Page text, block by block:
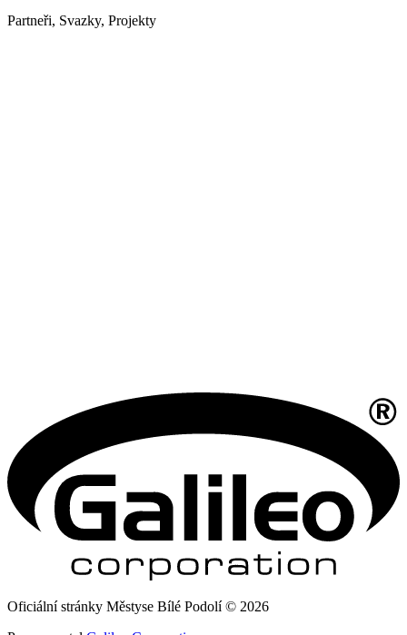
Partneři, Svazky, Projekty
Oficiální stránky Městyse Bílé Podolí © 2026